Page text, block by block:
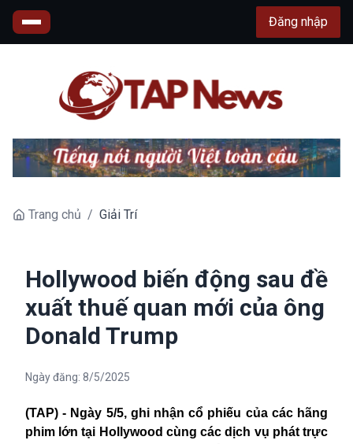
Đăng nhập
Trang chủ / Giải Trí
Hollywood biến động sau đề
xuất thuế quan mới của ông
Donald Trump
Ngày đăng: 8/5/2025
(TAP) - Ngày 5/5, ghi nhận cổ phiếu của các hãng
phim lớn tại Hollywood cùng các dịch vụ phát trực